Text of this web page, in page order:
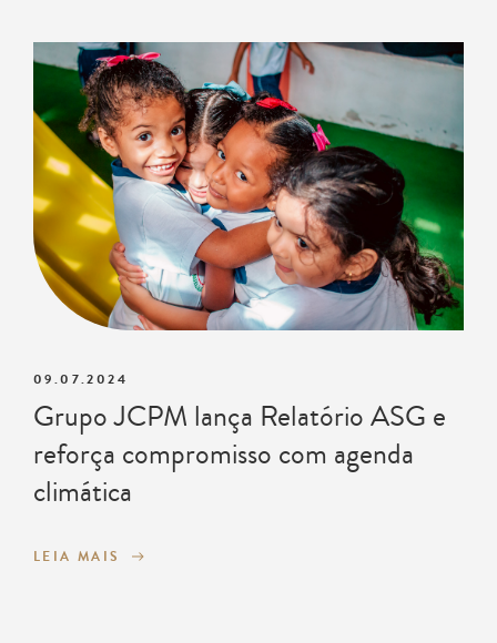
09.07.2024
Grupo JCPM lança Relatório ASG e
reforça compromisso com agenda
climática
LEIA MAIS